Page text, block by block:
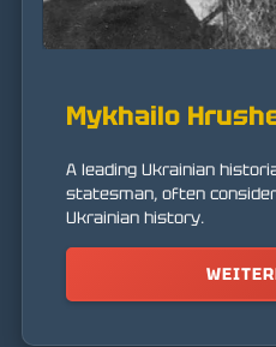
Mykhailo
A leading Ukrainian
statesman, often
Ukrainian history.